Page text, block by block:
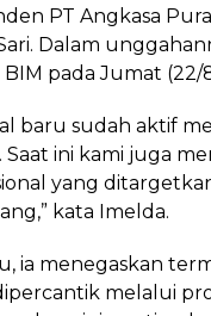
PT Angkasa
Dalam
BIM pada Jumat
baru sudah aktif
Saat ini kami juga
yang
kata Imelda.
ia menegaskan
melalui